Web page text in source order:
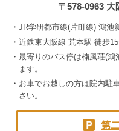
〒578-0963
JR学研都市線(片町線) 鴻池
近鉄東大阪線 荒本駅 徒歩
最寄りのバス停は楠風荘(鴻
ます。
お車でお越しの方は院内駐
さい。
第